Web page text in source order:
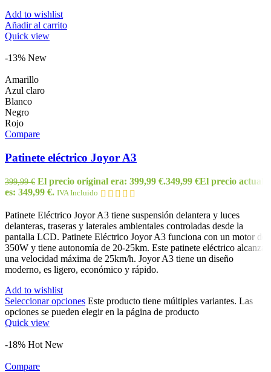
Add to wishlist
Añadir al carrito
Quick view
-13% New
Amarillo
Azul claro
Blanco
Negro
Rojo
Compare
Patinete eléctrico Joyor A3
399,99€ El precio original era: 399,99 €.349,99 €El precio actual
es: 349,99 €. IVA Incluido
Patinete Eléctrico Joyor A3 tiene suspensión delantera y luces
delanteras, traseras y laterales ambientales controladas desde la
pantalla LCD. Patinete Eléctrico Joyor A3 funciona con un motor de
350W y tiene autonomía de 20-25km. Este patinete eléctrico alcanza
una velocidad máxima de 25km/h. Joyor A3 tiene un diseño
moderno, es ligero, económico y rápido.
Add to wishlist
Seleccionar opciones Este producto tiene múltiples variantes. Las
opciones se pueden elegir en la página de producto
Quick view
-18% Hot New
Compare